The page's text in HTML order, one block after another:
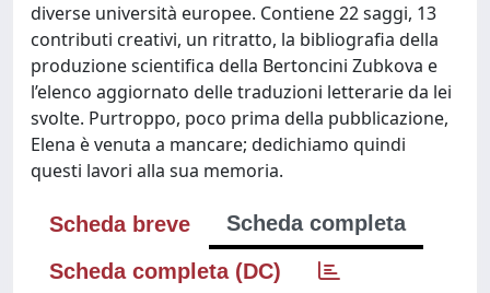
diverse università europee. Contiene 22 saggi, 13
contributi creativi, un ritratto, la bibliografia della
produzione scientifica della Bertoncini Zubkova e
l’elenco aggiornato delle traduzioni letterarie da lei
svolte. Purtroppo, poco prima della pubblicazione,
Elena è venuta a mancare; dedichiamo quindi
questi lavori alla sua memoria.
Scheda breve
Scheda completa
Scheda completa (DC)